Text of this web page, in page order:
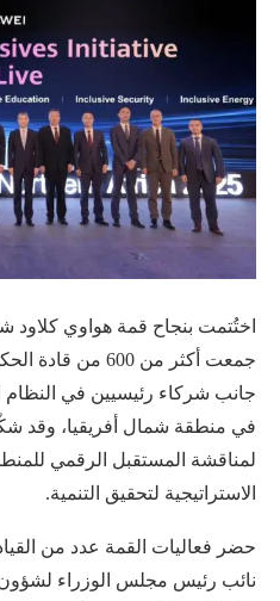
جمعت أكثر من 600
في منطقة شمال أفريقيا، وقد
لمناقشة المستقبل الرقمي
الاستراتيجية لتحقيق التنمية.
حضر فعاليات القمة عدد من
نائب رئيس مجلس الوزراء لشؤون